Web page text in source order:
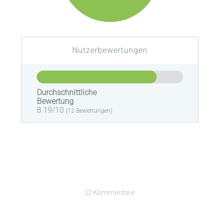
Nutzerbewertungen
Durchschnittliche
Bewertung
8.19/10 (12 Bewertungen)
12 Kommentare